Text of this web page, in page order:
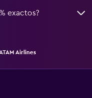
exactos?
Airlines